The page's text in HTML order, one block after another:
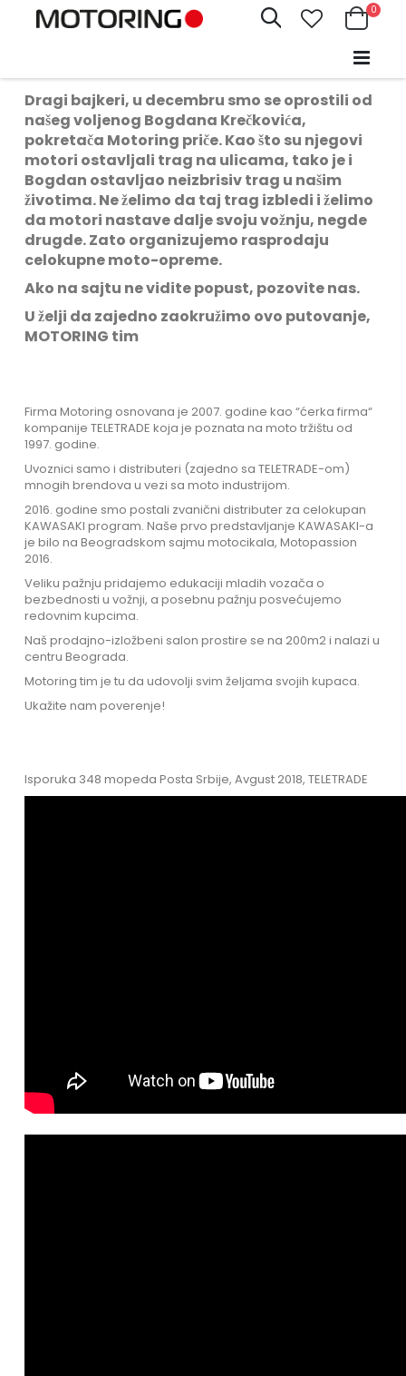
Pretraži
Cart
0
ISPORUKA NA ADRESU
Dragi bajkeri, u decembru smo se oprostili od
našeg voljenog Bogdana Krečkovića,
pokretača Motoring priče. Kao što su njegovi
motori ostavljali trag na ulicama, tako je i
Bogdan ostavljao neizbrisiv trag u našim
životima. Ne želimo da taj trag izbledi i želimo
da motori nastave dalje svoju vožnju, negde
drugde. Zato organizujemo rasprodaju
celokupne moto-opreme.
Ako na sajtu ne vidite popust, pozovite nas.
U želji da zajedno zaokružimo ovo putovanje,
MOTORING tim
Firma Motoring osnovana je 2007. godine kao “ćerka firma“
kompanije TELETRADE koja je poznata na moto tržištu od
1997. godine.
Uvoznici samo i distributeri (zajedno sa TELETRADE-om)
mnogih brendova u vezi sa moto industrijom.
2016. godine smo postali zvanični distributer za celokupan
KAWASAKI program. Naše prvo predstavljanje KAWASAKI-a
je bilo na Beogradskom sajmu motocikala, Motopassion
2016.
Veliku pažnju pridajemo edukaciji mladih vozača o
bezbednosti u vožnji, a posebnu pažnju posvećujemo
redovnim kupcima.
Naš prodajno-izložbeni salon prostire se na 200m2 i nalazi u
centru Beograda.
Motoring tim je tu da udovolji svim željama svojih kupaca.
Ukažite nam poverenje!
Isporuka 348 mopeda Posta Srbije, Avgust 2018, TELETRADE